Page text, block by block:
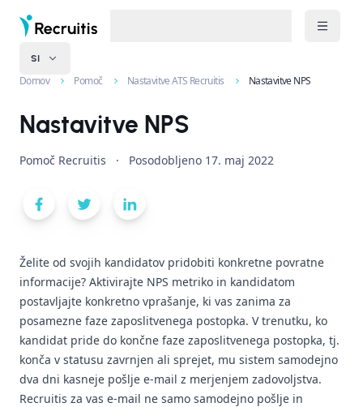
SI
Domov Pomoč Nastavitve ATS Recruitis Nastavitve NPS
Nastavitve NPS
Pomoč Recruitis · Posodobljeno 17. maj 2022
Želite od svojih kandidatov pridobiti konkretne povratne
informacije? Aktivirajte NPS metriko in kandidatom
postavljajte konkretno vprašanje, ki vas zanima za
posamezne faze zaposlitvenega postopka. V trenutku, ko
kandidat pride do končne faze zaposlitvenega postopka, tj.
konča v statusu zavrnjen ali sprejet, mu sistem samodejno
dva dni kasneje pošlje e-mail z merjenjem zadovoljstva.
Recruitis za vas e-mail ne samo samodejno pošlje in